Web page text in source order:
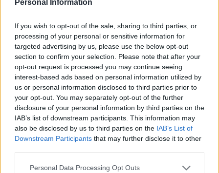
Personal Information
If you wish to opt-out of the sale, sharing to third parties, or
processing of your personal or sensitive information for
targeted advertising by us, please use the below opt-out
section to confirm your selection. Please note that after your
opt-out request is processed you may continue seeing
interest-based ads based on personal information utilized by
us or personal information disclosed to third parties prior to
your opt-out. You may separately opt-out of the further
disclosure of your personal information by third parties on the
IAB’s list of downstream participants. This information may
also be disclosed by us to third parties on the IAB’s List of
Downstream Participants that may further disclose it to other
Personal Data Processing Opt Outs
Secciones destacadas
Noticias y actualidad sobre Días
Onomástica. Todos los santos